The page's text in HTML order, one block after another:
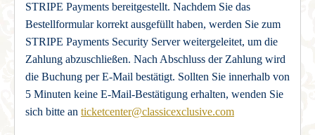
STRIPE Payments bereitgestellt. Nachdem Sie das
Bestellformular korrekt ausgefüllt haben, werden Sie zum
STRIPE Payments Security Server weitergeleitet, um die
Zahlung abzuschließen. Nach Abschluss der Zahlung wird
die Buchung per E-Mail bestätigt. Sollten Sie innerhalb von
5 Minuten keine E-Mail-Bestätigung erhalten, wenden Sie
sich bitte an ticketcenter@classicexclusive.com